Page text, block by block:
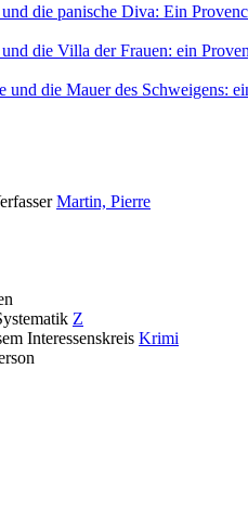
die panische Diva: Ein
die Villa der Frauen: ein
und die Mauer des Schweigens:
Martin, Pierre
Z
Interessenskreis Krimi